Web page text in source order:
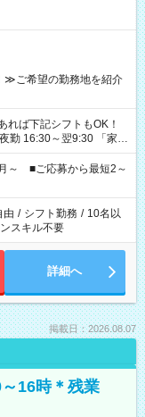
≫ご希望の勤務地を紹介
～翌9:30 「家族
夕飯の準備がしたい」
ご希望を教えてください
で週40時間を超える場
～ ■ご応募から最短2～
由 / シフト勤務 / 10名以
スキル不要
詳細へ
掲載日：2026.08.07
16時＊残業